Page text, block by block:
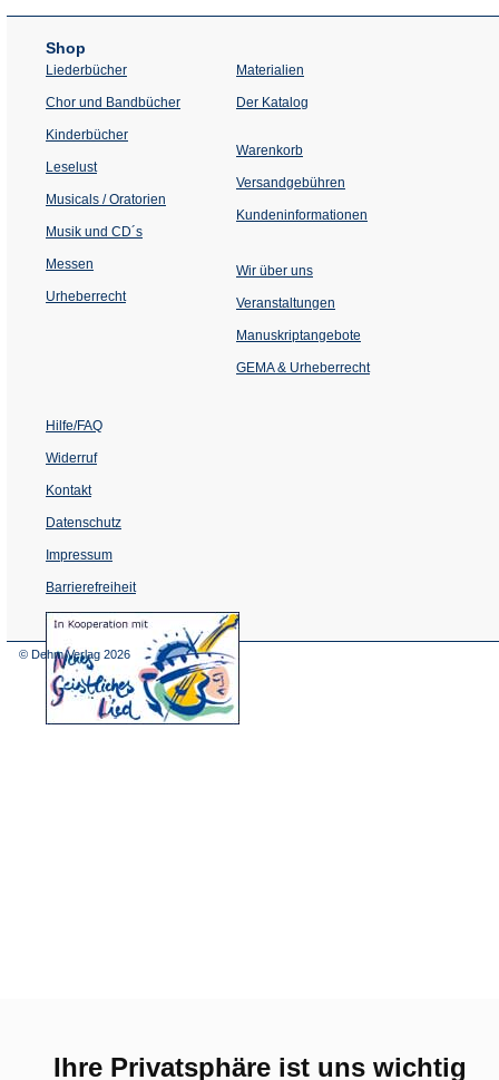
Ihre Privatsphäre ist uns wichtig
Shop
Liederbücher
Chor und Bandbücher
Kinderbücher
Leselust
Musicals / Oratorien
Musik und CD´s
Messen
Urheberrecht
Materialien
Der Katalog
Warenkorb
Versandgebühren
Kundeninformationen
Wir über uns
Veranstaltungen
einem
Tab)
Manuskriptangebote
GEMA & Urheberrecht
Hilfe/FAQ
Widerruf
Kontakt
Datenschutz
Impressum
Barrierefreiheit
(Öffnet
in
© Dehm Verlag 2026